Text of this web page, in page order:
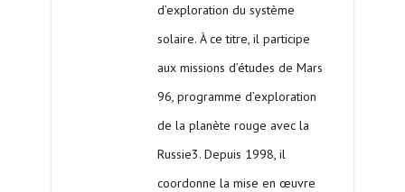
d’exploration du système
solaire. À ce titre, il participe
aux missions d’études de Mars
96, programme d’exploration
de la planète rouge avec la
Russie3. Depuis 1998, il
coordonne la mise en œuvre